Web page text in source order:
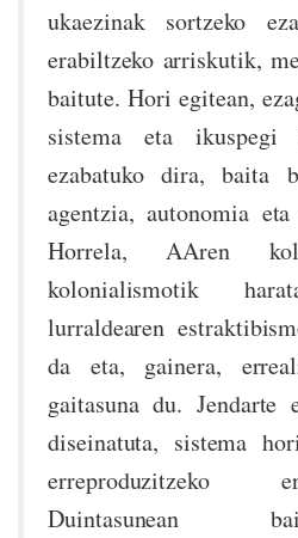
ukaezinak sortzeko
erabiltzeko arriskutik,
baitute. Hori egitean,
sistema eta
ezabatuko dira, baita
agentzia, autonomia
Horrela, AAren
kolonialismotik
lurraldearen
da eta, gainera,
gaitasuna du. Jendarte
diseinatuta, sistema
erreproduzitzeko
Duintasunean